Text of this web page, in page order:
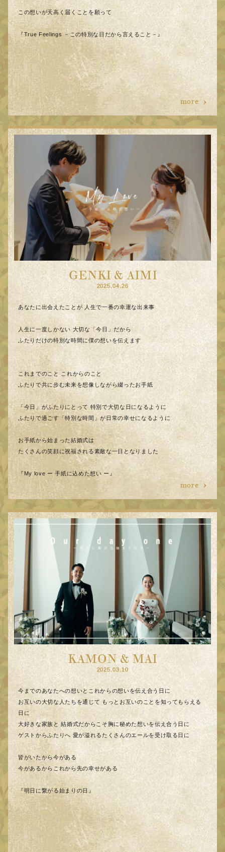
この想いが天高く届くことを願って
『True Feelings －この特別な日だから言えること－』
more
GENKI & AIMI
2025.04.26
あなたに出会えたことが 人生で一番の幸運な出来事
人生に一度しかない 大切な「今日」だから
ふたりだけの特別な時間に僕の想いを伝えます
これまでのこと これからのこと
ふたりで共に歩む未来を想像しながら綴ったお手紙
「今日」がふたりにとって 特別で大切な日になるように
ふたりで過ごす「特別な時間」が日常の幸せになるように
お手紙から始まった結婚式は
たくさんの笑顔に祝福される素敵な一日となりました
『My love ー 手紙に込めた想い ー』
more
KAMON & MAI
2025.03.10
今までのあなたへの想いとこれからの想いを伝え合う日に
お互いの大切な人たちを通じて もっとお互いのことを知ってもらえる
日に
大好きな家族と 結婚式だからこそ胸に秘めた想いを伝え合う日に
ゲストからふたりへ 愛が溢れるたくさんのエールを受け取る日に
皆がいたから今がある
今があるからこれから先の幸せがある
『明日に繋がる始まりの日』